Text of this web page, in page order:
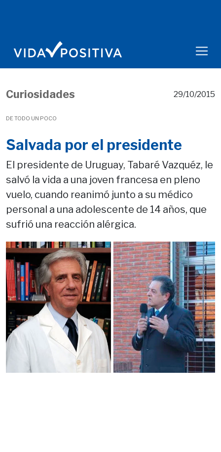
Curiosidades
DE TODO UN POCO
29/10/2015
Salvada por el presidente
El presidente de Uruguay, Tabaré Vazquéz, le
salvó la vida a una joven francesa en pleno
vuelo, cuando reanimó junto a su médico
personal a una adolescente de 14 años, que
sufrió una reacción alérgica.